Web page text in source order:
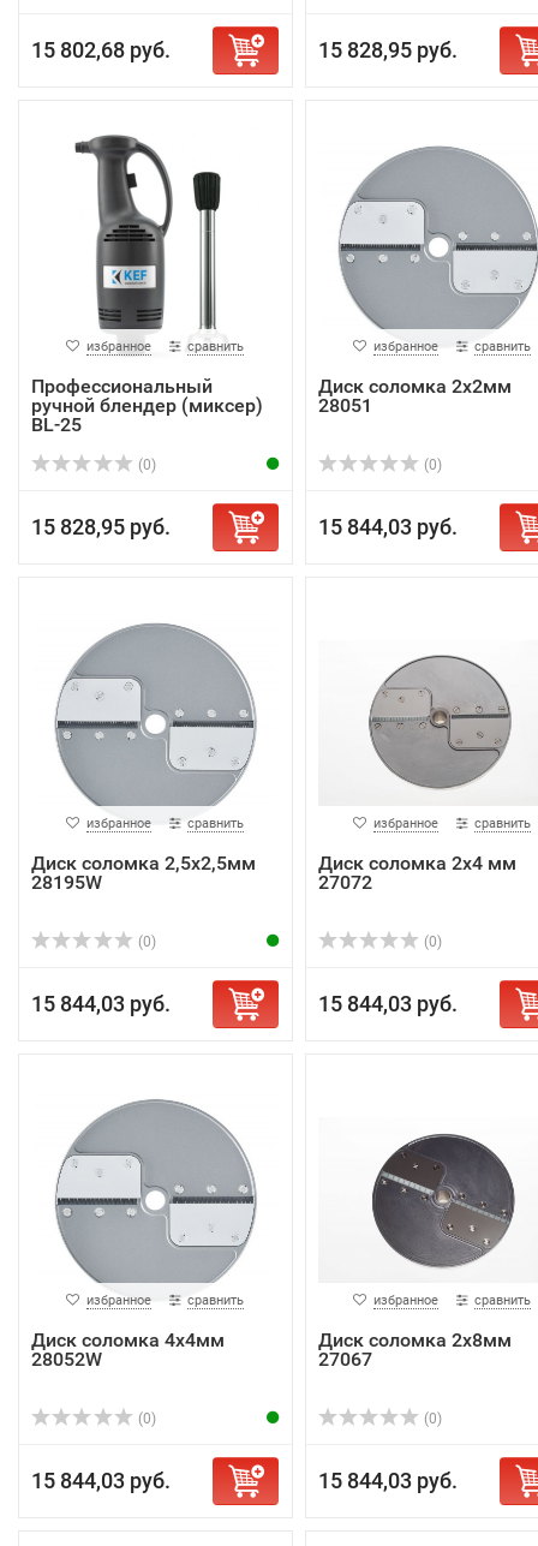
15 802,68 руб. 15 828,95 руб.
избранное сравнить
Профессиональный
ручной блендер (миксер)
BL-25
(0)
15 828,95 руб.
избранное сравнить
Диск соломка 2х2мм
28051
(0)
15 844,03 руб.
избранное сравнить
Диск соломка 2,5х2,5мм
28195W
(0)
15 844,03 руб.
избранное сравнить
Диск соломка 2х4 мм
27072
(0)
15 844,03 руб.
избранное сравнить
Диск соломка 4х4мм
28052W
(0)
15 844,03 руб.
избранное сравнить
Диск соломка 2х8мм
27067
(0)
15 844,03 руб.